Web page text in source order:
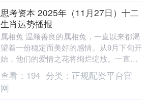
思考资本 2025年（11月27日）十二
生肖运势播报
属相兔 温顺善良的属相兔，一直以来都渴
望着一份稳定而美好的感情。从9月下旬开
始，他们的爱情之花将绚烂绽放。一直以
来，属兔人对感情的投入和真诚，将在此
时得到命运的....
查看： 194 分类： 正规配资平台官
网